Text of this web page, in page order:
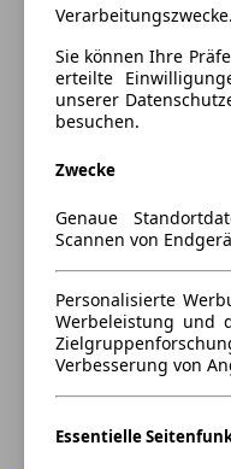
Verarbeitungszwecke.
Sie können Ihre
erteilte
unserer
besuchen.
Zwecke
Genaue
Scannen von
Personalisierte
Werbeleistung und
Verbesserung von
Essentielle